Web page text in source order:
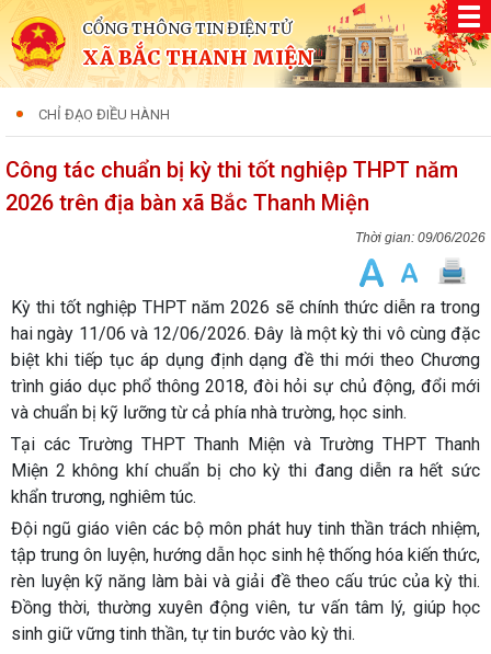
CỔNG THÔNG TIN ĐIỆN TỬ
XÃ BẮC THANH MIỆN
CHỈ ĐẠO ĐIỀU HÀNH
Công tác chuẩn bị kỳ thi tốt nghiệp THPT năm
2026 trên địa bàn xã Bắc Thanh Miện
09/06/2026
Kỳ thi tốt nghiệp THPT năm 2026 sẽ chính thức diễn ra trong
hai ngày 11/06 và 12/06/2026. Đây là một kỳ thi vô cùng đặc
biệt khi tiếp tục áp dụng định dạng đề thi mới theo Chương
trình giáo dục phổ thông 2018, đòi hỏi sự chủ động, đổi mới
và chuẩn bị kỹ lưỡng từ cả phía nhà trường, học sinh.
Tại các Trường THPT Thanh Miện và Trường THPT Thanh
Miện 2 không khí chuẩn bị cho kỳ thi đang diễn ra hết sức
khẩn trương, nghiêm túc.
Đội ngũ giáo viên các bộ môn phát huy tinh thần trách nhiệm,
tập trung ôn luyện, hướng dẫn học sinh hệ thống hóa kiến thức,
rèn luyện kỹ năng làm bài và giải đề theo cấu trúc của kỳ thi.
Đồng thời, thường xuyên động viên, tư vấn tâm lý, giúp học
sinh giữ vững tinh thần, tự tin bước vào kỳ thi.